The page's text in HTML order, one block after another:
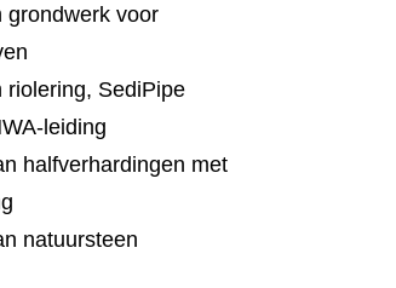
grondwerk voor
riolering, SediPipe
leiding
halfverhardingen met
natuursteen